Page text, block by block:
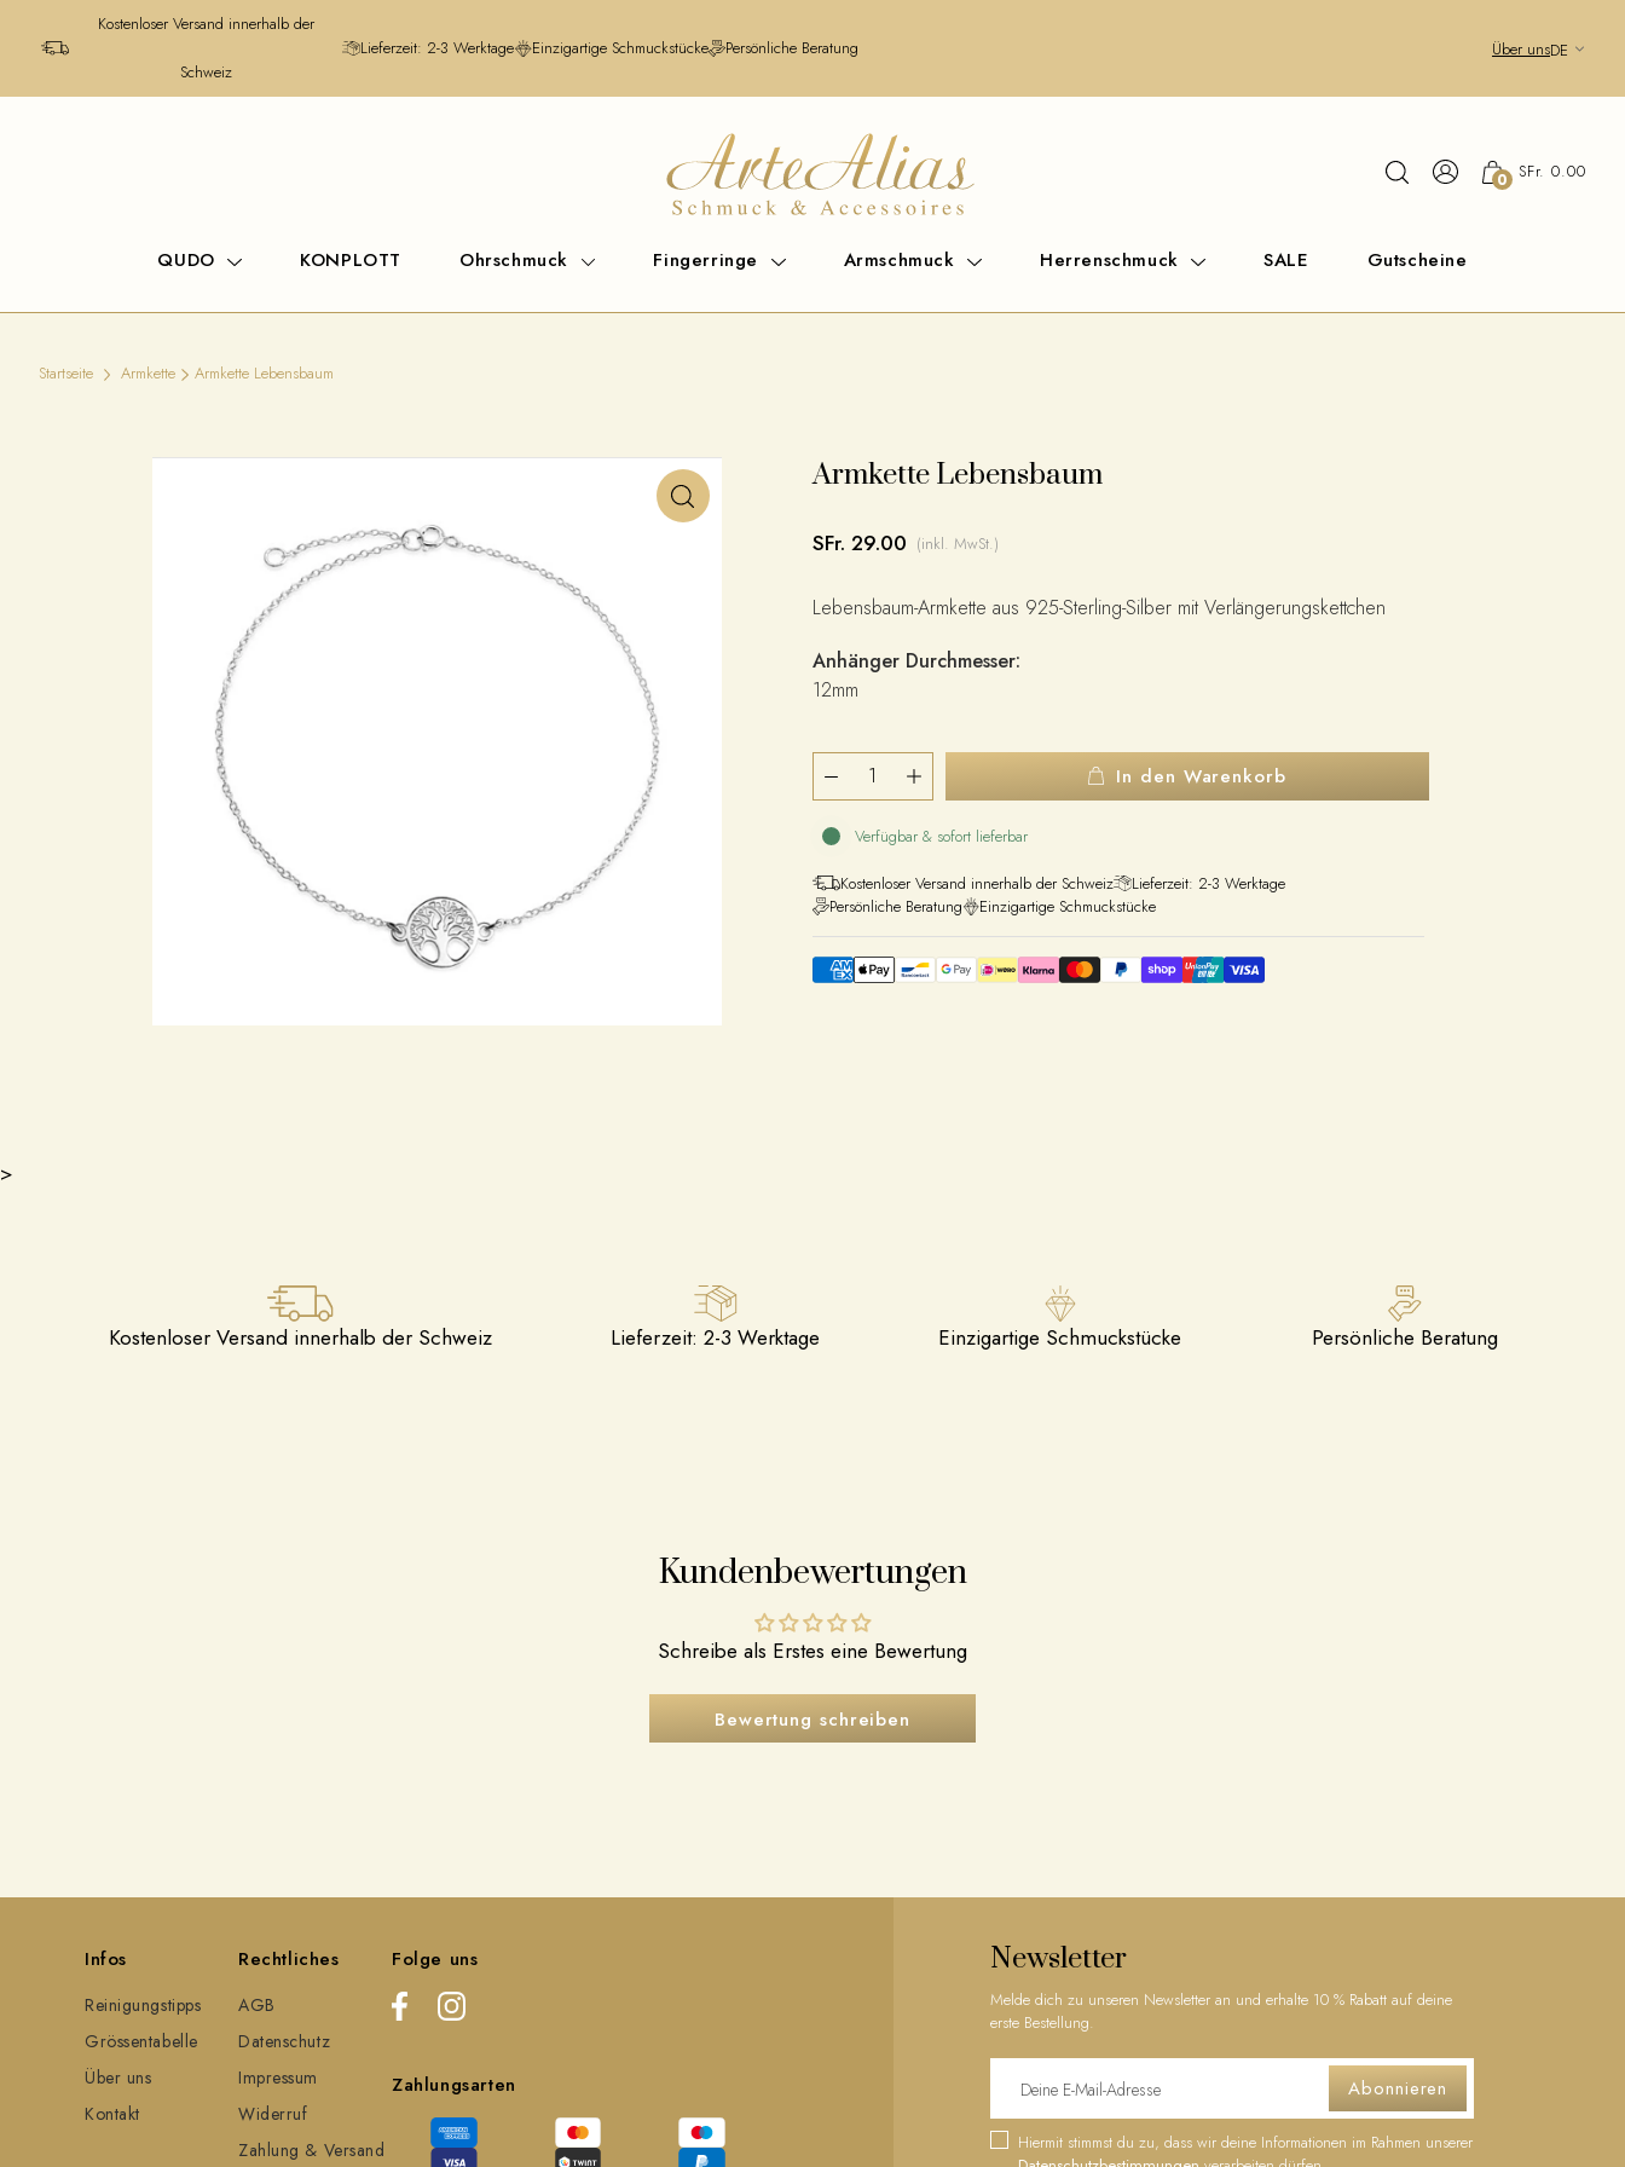
Kostenloser Versand innerhalb der
Schweiz
Lieferzeit: 2-3 Werktage Einzigartige Schmuckstücke Persönliche Beratung Über unsDE
0 SFr. 0.00
QUDO KONPLOTT Ohrschmuck Fingerringe Armschmuck Herrenschmuck SALE Gutscheine
Startseite Armkette Armkette Lebensbaum
Armkette Lebensbaum
SFr. 29.00 (inkl. MwSt.)
Lebensbaum-Armkette aus 925-Sterling-Silber mit Verlängerungskettchen
Anhänger Durchmesser:
12mm
In den Warenkorb
Verfügbar & sofort lieferbar
Kostenloser Versand innerhalb der Schweiz
Lieferzeit: 2-3 Werktage
Persönliche Beratung
Einzigartige Schmuckstücke
>
Kostenloser Versand innerhalb der Schweiz Lieferzeit: 2-3 Werktage Einzigartige Schmuckstücke Persönliche Beratung
Kundenbewertungen
Schreibe als Erstes eine Bewertung
Bewertung schreiben
Infos
Reinigungstipps
Grössentabelle
Über uns
Kontakt
Rechtliches
AGB
Datenschutz
Impressum
Widerruf
Zahlung & Versand
Folge uns
Zahlungsarten
Newsletter
Melde dich zu unseren Newsletter an und erhalte 10 % Rabatt auf deine
erste Bestellung.
Abonnieren
Hiermit stimmst du zu, dass wir deine Informationen im Rahmen unserer